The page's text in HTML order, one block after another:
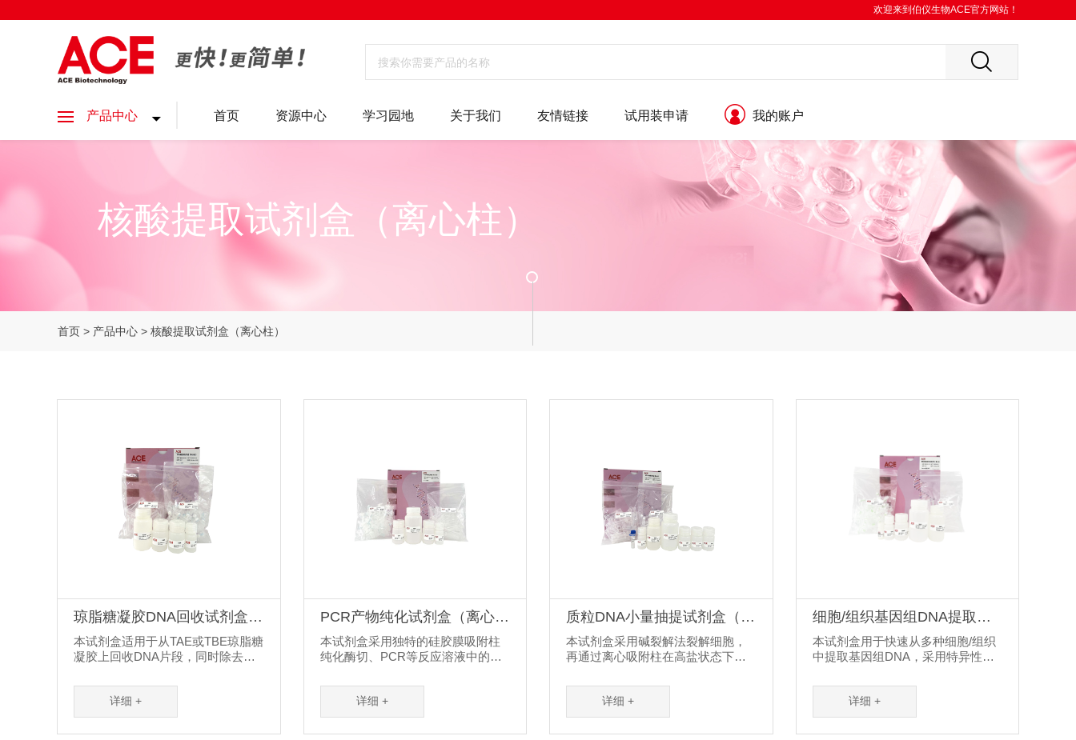
欢迎来到伯仪生物ACE官方网站！
产品中心 首页 资源中心 学习园地 关于我们 友情链接 试用装申请 我的账户
核酸提取试剂盒（离心柱）
首页 > 产品中心 > 核酸提取试剂盒（离心柱）
琼脂糖凝胶DNA回收试剂盒
（离心柱法）
本试剂盒适用于从TAE或TBE琼脂糖
凝胶上回收DNA片段，同时除去蛋
子及寡核苷酸引物等杂质。采用特
殊的吸附膜和独特的缓冲液系统，
选择性的吸附核酸分子，可回收
100bp-30kb大小的片段，回收率可
详细 +
PCR产物纯化试剂盒（离心柱
法）
本试剂盒采用独特的硅胶膜吸附柱
纯化酶切、PCR等反应溶液中的
系后多余的酶、dNTPS、无机盐离
子及寡核苷酸引物、缓冲体系等杂
质，回收100bp-10kb DNA片段，回
收率可达到80%以上，每个离心吸
详细 +
质粒DNA小量抽提试剂盒（离
心柱法）
本试剂盒采用碱裂解法裂解细胞，
再通过离心吸附柱在高盐状态下特
DNA。离心吸附柱中采用的硅基质
膜能够高效、专一吸附DNA，杂质
蛋白质及其他细胞内容物被去除达
到快速纯化质粒DNA的目的。
详细 +
细胞/组织基因组DNA提取试
剂盒（离心柱法）
本试剂盒用于快速从多种细胞/组织
中提取基因组DNA，采用特异性结
协同作用裂解细胞释放基因组，然
后选择性去除蛋白等杂质。离心吸
附柱中选用的硅基质材料为新型材
料，可以高效、专一吸附DNA，最
详细 +